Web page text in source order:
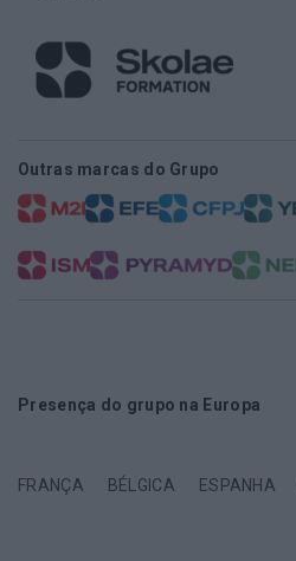
Outras marcas do Grupo
Presença do grupo na Europa
FRANÇA BÉLGICA ESPANHA